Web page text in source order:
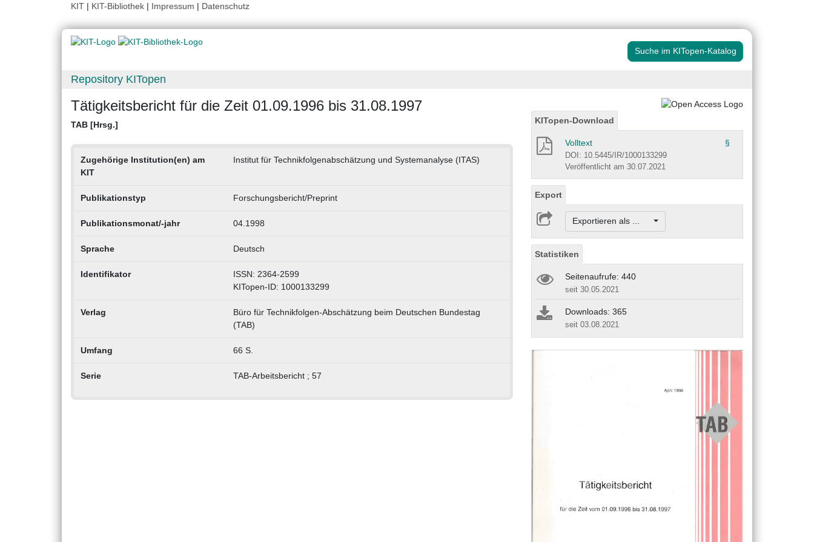
KIT | KIT-Bibliothek | Impressum | Datenschutz
Suche im KITopen-Katalog
Repository KITopen
Tätigkeitsbericht für die Zeit 01.09.1996 bis 31.08.1997
TAB [Hrsg.]
Zugehörige Institution(en) am
KIT
Institut für Technikfolgenabschätzung und Systemanalyse (ITAS)
Publikationstyp Forschungsbericht/Preprint
Publikationsmonat/-jahr 04.1998
Sprache Deutsch
Identifikator
ISSN: 2364-2599
KITopen-ID: 1000133299
Verlag
Büro für Technikfolgen-Abschätzung beim Deutschen Bundestag
(TAB)
Umfang 66 S.
Serie TAB-Arbeitsbericht ; 57
KITopen-Download
Volltext §
DOI: 10.5445/IR/1000133299
Veröffentlicht am 30.07.2021
Export
Exportieren als ...
Statistiken
Seitenaufrufe: 440
seit 30.05.2021
Downloads: 365
seit 03.08.2021